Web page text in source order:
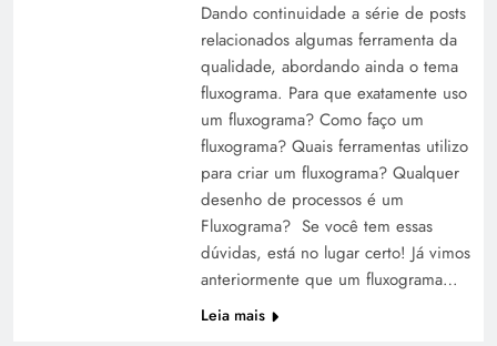
Dando continuidade a série de posts
relacionados algumas ferramenta da
qualidade, abordando ainda o tema
fluxograma. Para que exatamente uso
um fluxograma? Como faço um
fluxograma? Quais ferramentas utilizo
para criar um fluxograma? Qualquer
desenho de processos é um
Fluxograma? Se você tem essas
dúvidas, está no lugar certo! Já vimos
anteriormente que um fluxograma…
Leia mais